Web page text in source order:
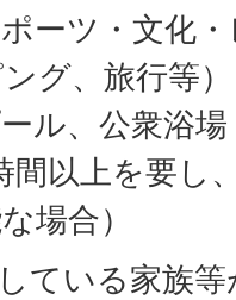
ーツ・文化
グ、旅行等）
ル、公衆浴場
間以上を要し
場合）
ている家族